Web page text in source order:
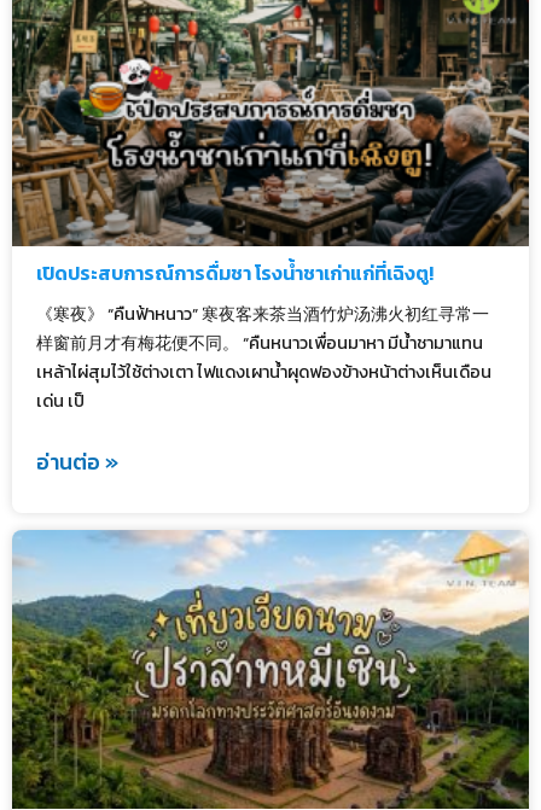
เปิดประสบการณ์การดื่มชา โรงน้ำชาเก่าแก่ที่เฉิงตู!
《寒夜》 “คืนฟ้าหนาว” 寒夜客来茶当酒竹炉汤沸火初红寻常一
样窗前月才有梅花便不同。 “คืนหนาวเพื่อนมาหา มีน้ำชามาแทน
เหล้าไผ่สุมไว้ใช้ต่างเตา ไฟแดงเผาน้ำผุดฟองข้างหน้าต่างเห็นเดือน
เด่น เป็
อ่านต่อ »